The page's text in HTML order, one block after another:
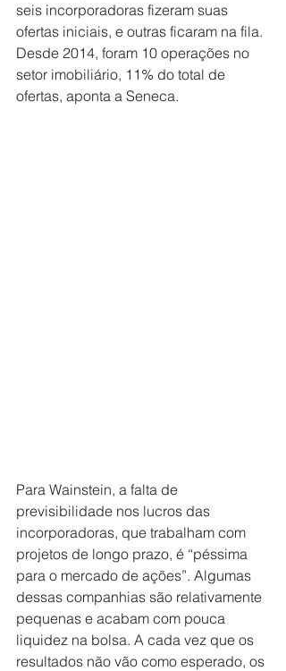
seis incorporadoras fizeram suas
ofertas iniciais, e outras ficaram na fila.
Desde 2014, foram 10 operações no
setor imobiliário, 11% do total de
ofertas, aponta a Seneca.
Para Wainstein, a falta de
previsibilidade nos lucros das
incorporadoras, que trabalham com
projetos de longo prazo, é “péssima
para o mercado de ações”. Algumas
dessas companhias são relativamente
pequenas e acabam com pouca
liquidez na bolsa. A cada vez que os
resultados não vão como esperado, os